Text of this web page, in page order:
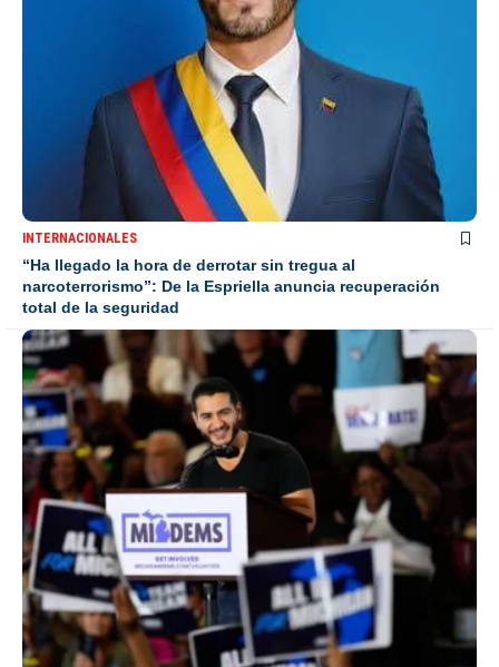
INTERNACIONALES
“Ha llegado la hora de derrotar sin tregua al
narcoterrorismo”: De la Espriella anuncia recuperación
total de la seguridad